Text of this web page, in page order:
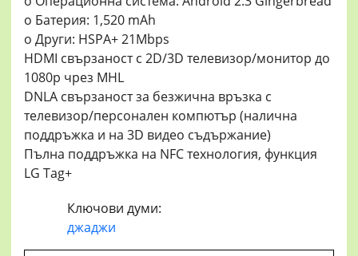
o Батерия: 1,520 mAh
o Други: HSPA+ 21Mbps
HDMI свързаност с 2D/3D телевизор/монитор до
1080p чрез MHL
DNLA свързаност за безжична връзка с
телевизор/персонален компютър (налична
поддръжка и на 3D видео съдържание)
Пълна поддръжка на NFC технология, функция
LG Tag+
Ключови думи:
джаджи